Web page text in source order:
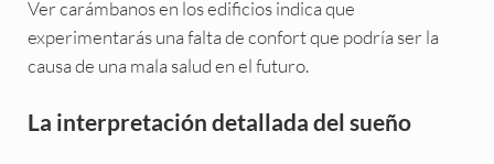
Ver carámbanos en los edificios indica que
experimentarás una falta de confort que podría ser la
causa de una mala salud en el futuro.
La interpretación detallada del sueño